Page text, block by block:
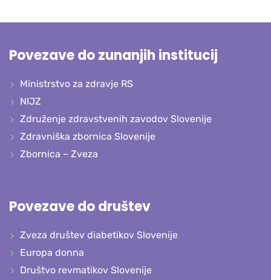
Povezave do zunanjih institucij
Ministrstvo za zdravje RS
NIJZ
Združenje zdravstvenih zavodov Slovenije
Zdravniška zbornica Slovenije
Zbornica – Zveza
Povezave do društev
Zveza društev diabetikov Slovenije
Europa donna
Društvo revmatikov Slovenije